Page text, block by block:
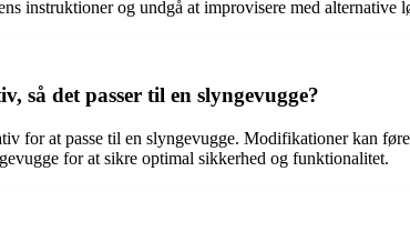
instruktioner og undgå at improvisere med alternative
så det passer til en slyngevugge?
for at passe til en slyngevugge. Modifikationer kan
for at sikre optimal sikkerhed og funktionalitet.